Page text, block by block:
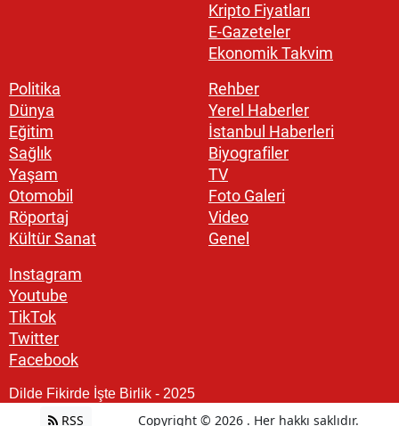
Kripto Fiyatları
E-Gazeteler
Ekonomik Takvim
Politika
Dünya
Eğitim
Sağlık
Yaşam
Otomobil
Röportaj
Kültür Sanat
Rehber
Yerel Haberler
İstanbul Haberleri
Biyografiler
TV
Foto Galeri
Video
Genel
Instagram
Youtube
TikTok
Twitter
Facebook
Dilde Fikirde İşte Birlik - 2025
RSS Copyright © 2026 . Her hakkı saklıdır.